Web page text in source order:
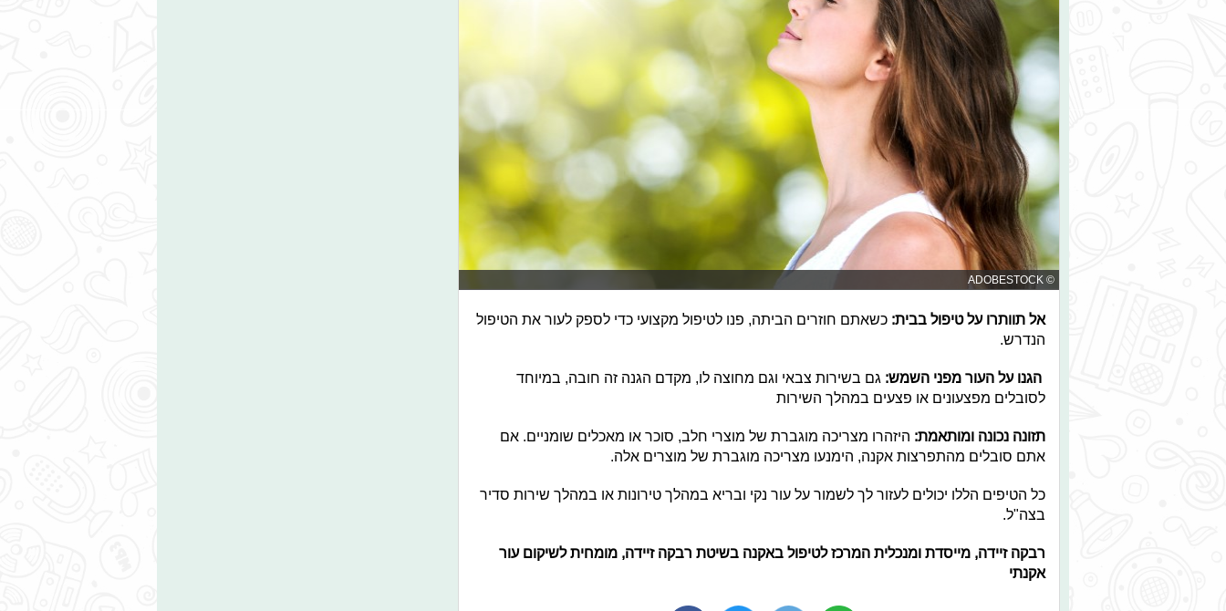
© ADOBESTOCK
אל תוותרו על טיפול בבית: כשאתם חוזרים הביתה, פנו לטיפול מקצועי כדי לספק לעור את הטיפול
הנדרש.
הגנו על העור מפני השמש: גם בשירות צבאי וגם מחוצה לו, מקדם הגנה זה חובה, במיוחד
לסובלים מפצעונים או פצעים במהלך השירות
תזונה נכונה ומותאמת: היזהרו מצריכה מוגברת של מוצרי חלב, סוכר או מאכלים שומניים. אם
אתם סובלים מהתפרצות אקנה, הימנעו מצריכה מוגברת של מוצרים אלה.
כל הטיפים הללו יכולים לעזור לך לשמור על עור נקי ובריא במהלך טירונות או במהלך שירות סדיר
בצה"ל.
רבקה זיידה, מייסדת ומנכלית המרכז לטיפול באקנה בשיטת רבקה זיידה, מומחית לשיקום עור
אקנתי